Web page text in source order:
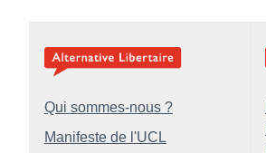
Qui sommes-nous ?
Manifeste de l'UCL